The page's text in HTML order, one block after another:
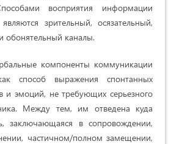
восприятия информации
зрительный, осязательный,
обонятельный каналы.
компоненты коммуникации
способ выражения спонтанных
и эмоций, не требующих серьезного
Между тем, им отведена куда
заключающаяся в сопровождении,
частичном/полном замещении,